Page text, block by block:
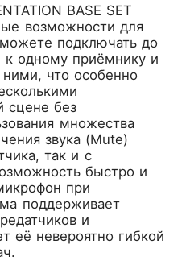
BASE SET
возможности для
подключать до
к одному приёмнику и
что особенно
сцене без
множества
звука (Mute)
так и с
быстро и
при
поддерживает
и
её невероятно гибкой